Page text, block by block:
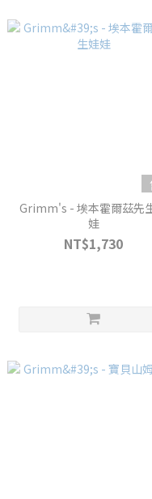
Grimm's - 埃本霍爾茲先
娃
NT$1,730